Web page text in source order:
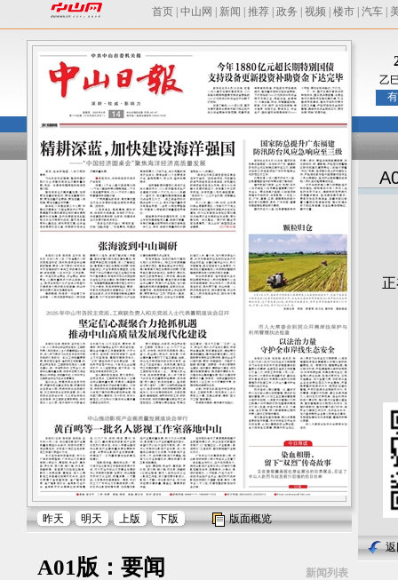
首页 中山网 新闻 推荐 政务 视频 楼市 汽车
昨天 明天 上版 下版 版面概览
A01版：要闻 新闻列表
乙
返